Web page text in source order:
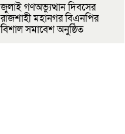
জুলাই গণঅভ্যুত্থান দিবসের
রাজশাহী মহানগর বিএনপির
বিশাল সমাবেশ অনুষ্ঠিত